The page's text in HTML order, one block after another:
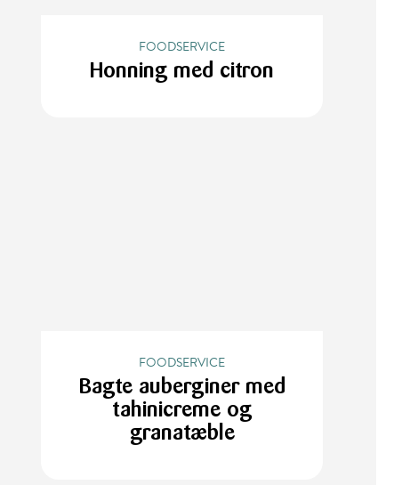
FOODSERVICE
Honning med citron
FOODSERVICE
Bagte auberginer med
tahinicreme og
granatæble